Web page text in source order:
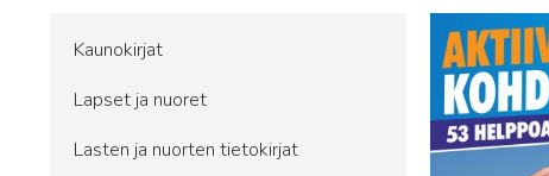
Kaunokirjat
Lapset ja nuoret
Lasten ja nuorten tietokirjat